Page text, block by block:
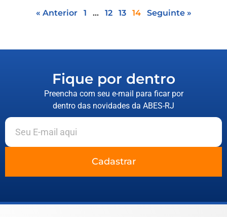
« Anterior 1 … 12 13 14 Seguinte »
Fique por dentro
Preencha com seu e-mail para ficar por
dentro das novidades da ABES-RJ
Cadastrar